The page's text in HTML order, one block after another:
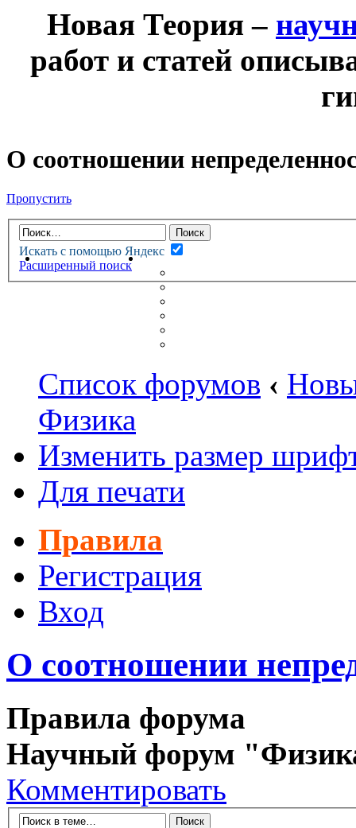
Новая Теория –
работ и статей
О соотношении
Пропустить
Искать с помощью Яндекс
Расширенный поиск
НОВАЯ ТЕОРИЯФОРУМ
НЕПРОЧИТАННЫЕ
Список форумов ‹
Физика
Изменить размер
Для печати
Правила
Регистрация
Вход
О соотношении
Правила форума
Научный форум
Комментировать